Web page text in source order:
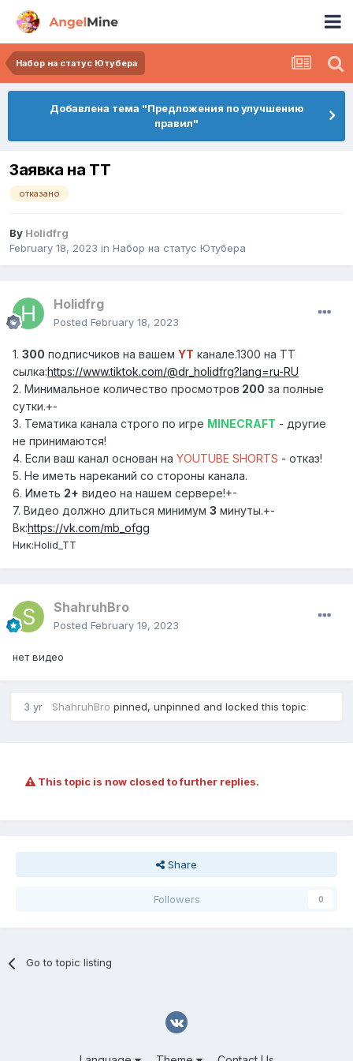
Набор на статус Ютубера
Добавлена тема "Предложения по улучшению
правил"
Заявка на ТТ
отказано
By Holidfrg
February 18, 2023 in Набор на статус Ютубера
Holidfrg
Posted February 18, 2023
1. 300 подписчиков на вашем YT канале.1300 на ТТ
сылка:https://www.tiktok.com/@dr_holidfrg?lang=ru-RU
2. Минимальное количество просмотров 200 за полные
сутки.+-
3. Тематика канала строго по игре MINECRAFT - другие
не принимаются!
4. Если ваш канал основан на YOUTUBE SHORTS - отказ!
5. Не иметь нареканий со стороны канала.
6. Иметь 2+ видео на нашем сервере!+-
7. Видео должно длиться минимум 3 минуты.+-
Вк:https://vk.com/mb_ofgg
Ник:Holid_TT
ShahruhBro
Posted February 19, 2023
нет видео
3 yr ShahruhBro pinned, unpinned and locked this topic
This topic is now closed to further replies.
Share
Followers 0
Go to topic listing